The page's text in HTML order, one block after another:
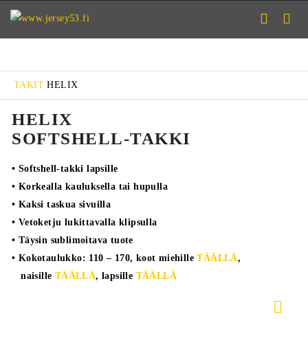
TAKIT HELIX
HELIX
SOFTSHELL-TAKKI
• Softshell-takki lapsille
• Korkealla kauluksella tai hupulla
• Kaksi taskua sivuilla
• Vetoketju lukittavalla klipsulla
• Täysin sublimoitava tuote
• Kokotaulukko: 110 – 170, koot miehilleTÄÄLLÄ,
naisille TÄÄLLÄ, lapsille TÄÄLLÄ